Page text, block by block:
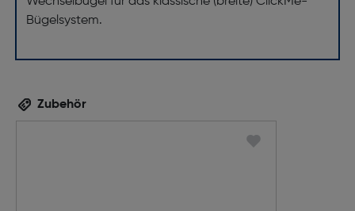
Bügelsystem.
Zubehör